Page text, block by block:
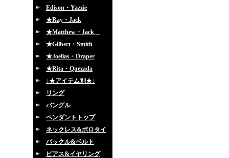
Edison・Yazzie
★Ray・Jack
★Matthew・Jack
★Gilbert・Smith
★Joelias・Draper
★Rita・Quezada
↓★アイテム別★↓
リング
バングル
ペンダントトップ
ネックレス&ボロタイ
バックル&ベルト
ピアス&イヤリング